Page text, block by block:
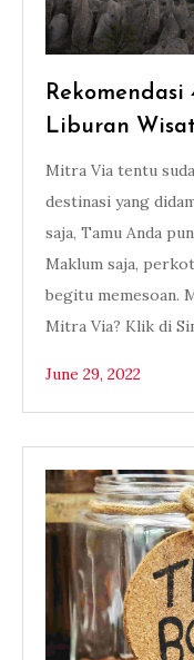
Liburan
Mitra Via tentu
destinasi yang
saja, Tamu Anda
Maklum saja,
begitu memesoan.
Mitra Via? Klik di
June 29, 2022